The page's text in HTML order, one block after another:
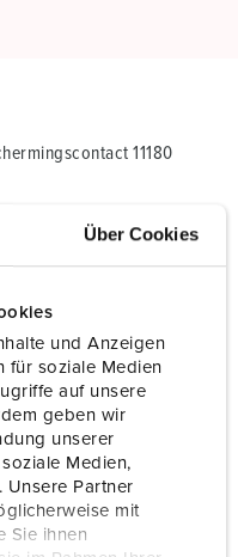
Über Cookies
und Anzeigen
für soziale Medien
auf unsere
geben wir
unserer
Medien,
Unsere Partner
mit
Sie ihnen
11180
2 p+PE
230 V
schroefklemmen
standaard
IP44
Ja